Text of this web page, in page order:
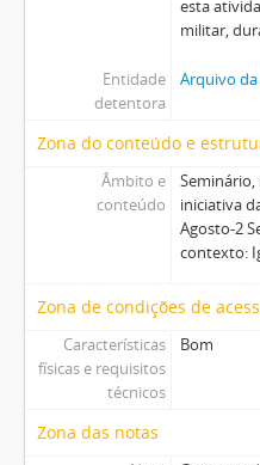
esta
militar,
Entidade
detentora
Arquivo
Zona do conteúdo e
Âmbito e
conteúdo
Seminário,
iniciativa
Agosto-2
contexto:
Zona de condições de
Características
físicas e requisitos
técnicos
Bom
Zona das notas